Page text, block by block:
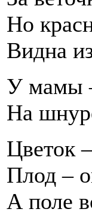
Но
Видна
У мамы
На
Цветок
Плод –
А поле